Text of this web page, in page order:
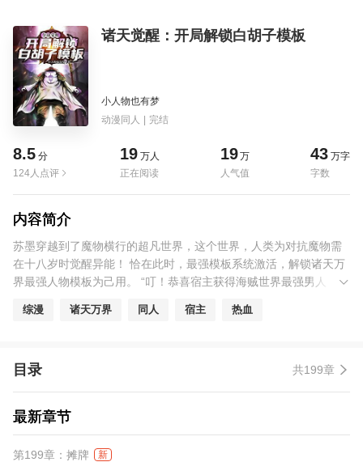
诸天觉醒：开局解锁白胡子模板
小人物也有梦
动漫同人 | 完结
8.5 分
124人点评
19 万人
正在阅读
19万
人气值
43 万字
字数
内容简介
苏墨穿越到了魔物横行的超凡世界，这个世界，人类为对抗魔物需
在十八岁时觉醒异能！ 恰在此时，最强模板系统激活，解锁诸天万
界最强人物模板为己用。 “叮！恭喜宿主获得海贼世界最强男人，爱
异能震撼全场！ 而这，才仅仅只是开始。 火影世界最强模板：六道
之时，我苏墨既是唯一真神！”
综漫 诸天万界 同人 宿主 热血
目录 共199章
最新章节
第199章：摊牌 新